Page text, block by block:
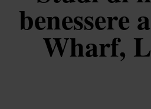
benessere
Wharf,